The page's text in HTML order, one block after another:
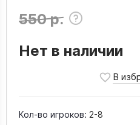
550 р.
Нет в наличии
Кол-во игроков: 2-8